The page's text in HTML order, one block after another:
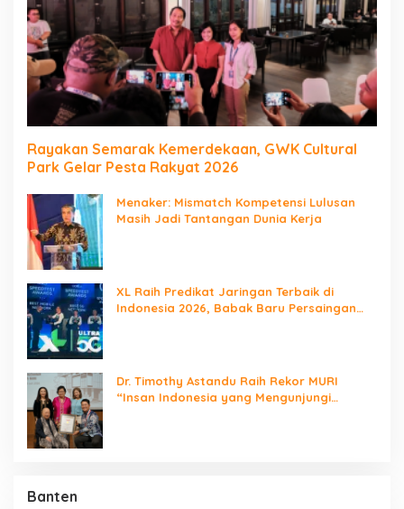
Rayakan Semarak Kemerdekaan, GWK Cultural
Park Gelar Pesta Rakyat 2026
Menaker: Mismatch Kompetensi Lulusan
Masih Jadi Tantangan Dunia Kerja
XL Raih Predikat Jaringan Terbaik di
Indonesia 2026, Babak Baru Persaingan
Dr. Timothy Astandu Raih Rekor MURI
“Insan Indonesia yang Mengunjungi
Banten